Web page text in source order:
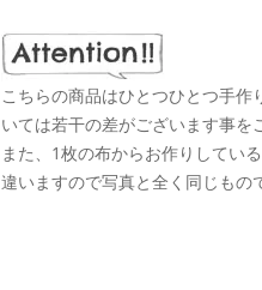
こちらの商品はひとつひとつ手
いては若干の差がございます事を
また、1枚の布からお作りしてい
違いますので写真と全く同じもの